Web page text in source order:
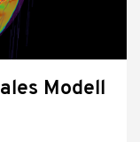
Modell